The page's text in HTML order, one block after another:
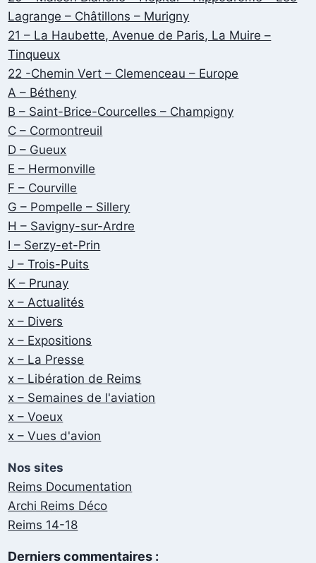
Lagrange – Châtillons – Murigny
21 – La Haubette, Avenue de Paris, La Muire –
Tinqueux
22 -Chemin Vert – Clemenceau – Europe
A – Bétheny
B – Saint-Brice-Courcelles – Champigny
C – Cormontreuil
D – Gueux
E – Hermonville
F – Courville
G – Pompelle – Sillery
H – Savigny-sur-Ardre
I – Serzy-et-Prin
J – Trois-Puits
K – Prunay
x – Actualités
x – Divers
x – Expositions
x – La Presse
x – Libération de Reims
x – Semaines de l'aviation
x – Voeux
x – Vues d'avion
Nos sites
Reims Documentation
Archi Reims Déco
Reims 14-18
Derniers commentaires :